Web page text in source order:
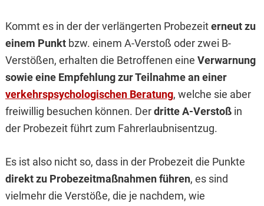
Kommt es in der der verlängerten Probezeiterneut zu
einem Punktbzw. einem A-Verstoß oder zwei B-
Verstößen, erhalten die Betroffenen eine Verwarnung
sowie eine Empfehlung zur Teilnahme an einer
verkehrspsychologischen Beratung, welche sie aber
freiwillig besuchen können. Derdritte A-Verstoßin
der Probezeit führt zum Fahrerlaubnisentzug.
Es ist also nicht so, dass in der Probezeit die Punkte
direkt zu Probezeitmaßnahmen führen, es sind
vielmehr die Verstöße, die je nachdem, wie